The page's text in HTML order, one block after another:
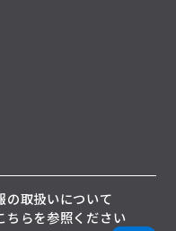
の取扱いについて
ちらを参照ください